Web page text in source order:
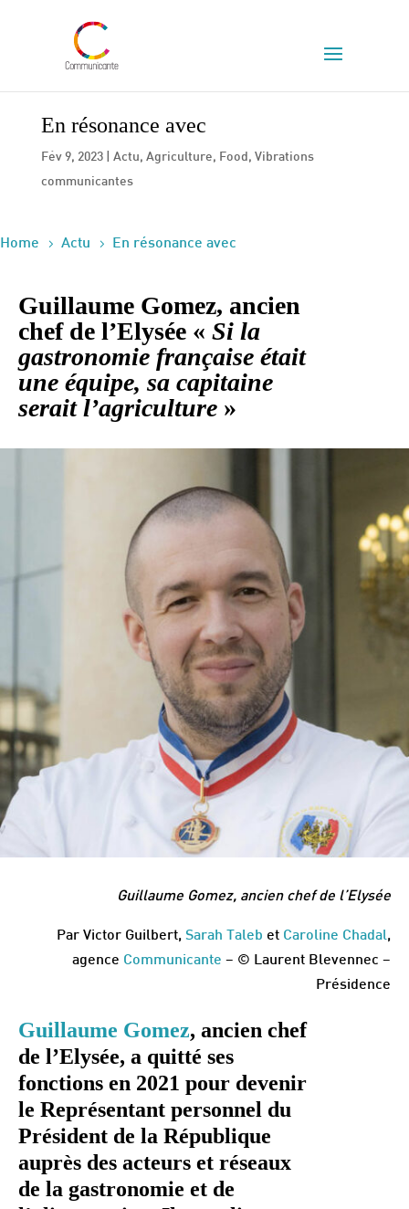
En résonance avec
Fév 9, 2023| Actu, Agriculture, Food , Vibrations
communicantes
Home 5 Actu 5 En résonance avec
Guillaume Gomez, ancien
chef de l’Elysée « Si la
gastronomie française était
une équipe, sa capitaine
serait l’agriculture »
Guillaume Gomez, ancien chef de l’Elysée
Par Victor Guilbert, Sarah Taleb et Caroline Chadal,
agence Communicante – © Laurent Blevennec –
Présidence
Guillaume Gomez, ancien chef
de l’Elysée, a quitté ses
fonctions en 2021 pour devenir
le Représentant personnel du
Président de la République
auprès des acteurs et réseaux
de la gastronomie et de